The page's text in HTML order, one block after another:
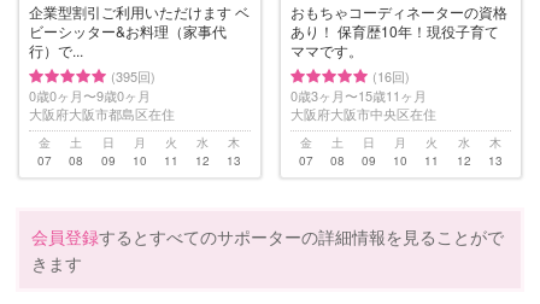
企業型割引ご利用いただけます ベ
ビーシッター&お料理（家事代
行）で...
(395回)
0歳0ヶ月〜9歳0ヶ月
大阪府大阪市都島区在住
金
07
土
08
日
09
月
10
火
11
水
12
木
13
おもちゃコーディネーターの資格
あり！ 保育歴10年！現役子育て
ママです。
(16回)
0歳3ヶ月〜15歳11ヶ月
大阪府大阪市中央区在住
金
07
土
08
日
09
月
10
火
11
水
12
木
13
会員登録するとすべてのサポーターの詳細情報を見ることがで
きます